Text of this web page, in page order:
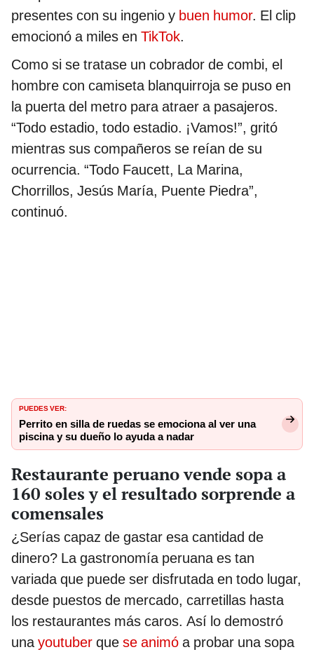
presentes con su ingenio y buen humor. El clip
emocionó a miles en TikTok.
Como si se tratase un cobrador de combi, el
hombre con camiseta blanquirroja se puso en
la puerta del metro para atraer a pasajeros.
“Todo estadio, todo estadio. ¡Vamos!”, gritó
mientras sus compañeros se reían de su
ocurrencia. “Todo Faucett, La Marina,
Chorrillos, Jesús María, Puente Piedra”,
continuó.
PUEDES VER:
Perrito en silla de ruedas se emociona al ver una
piscina y su dueño lo ayuda a nadar
Restaurante peruano vende sopa a
160 soles y el resultado sorprende a
comensales
¿Serías capaz de gastar esa cantidad de
dinero? La gastronomía peruana es tan
variada que puede ser disfrutada en todo lugar,
desde puestos de mercado, carretillas hasta
los restaurantes más caros. Así lo demostró
unayoutuber que se animó a probar una sopa